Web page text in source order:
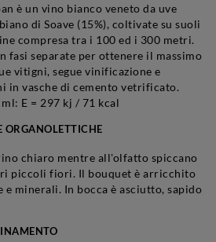
è un vino bianco veneto da uve
di Soave (15%), coltivate su suoli
compresa tra i 100 ed i 300 metri.
fasi separate per ottenere il massimo
vitigni, segue vinificazione e
in vasche di cemento vetrificato.
E = 297 kj / 71 kcal
ORGANOLETTICHE
chiaro mentre all'olfatto spiccano
piccoli fiori. Il bouquet è arricchito
minerali. In bocca è asciutto, sapido